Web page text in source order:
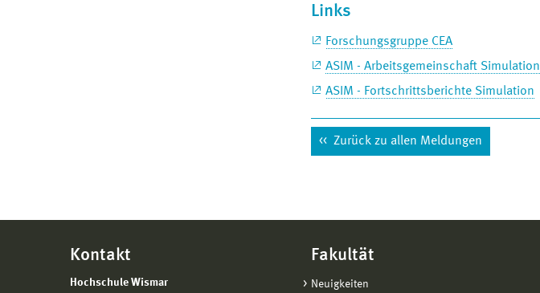
Links
Forschungsgruppe CEA
ASIM - Arbeitsgemeinschaft Simulation
ASIM - Fortschrittsberichte Simulation
Zurück zu allen Meldungen
Kontakt
Hochschule Wismar
Fakultät
Neuigkeiten